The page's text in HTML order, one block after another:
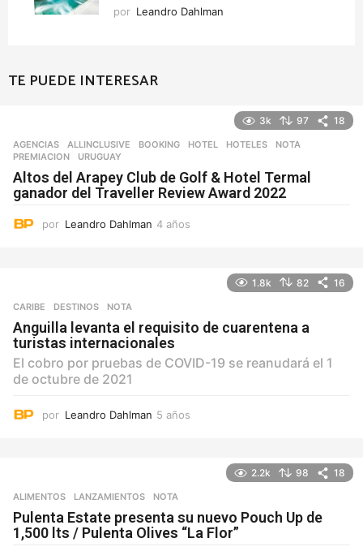
por Leandro Dahlman
TE PUEDE INTERESAR
3k 97 18
AGENCIAS ALLINCLUSIVE ,BOOKING ,HOTEL ,HOTELES ,NOTA
PREMIACION
,URUGUAY
Altos del Arapey Club de Golf & Hotel Termal
ganador del Traveller Review Award 2022
por Leandro Dahlman 4 años
1.8k 82 16
CARIBE ,DESTINOS NOTA
Anguilla levanta el requisito de cuarentena a
turistas internacionales
El cobro por pruebas de COVID-19 se reanudará el 1
de octubre de 2021
por Leandro Dahlman 5 años
2.2k 98 18
ALIMENTOS ,LANZAMIENTOS NOTA
Pulenta Estate presenta su nuevo Pouch Up de
1,500 lts / Pulenta Olives “La Flor”